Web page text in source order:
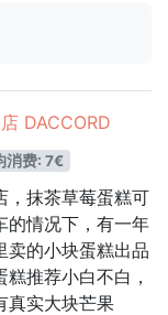
DACCORD
消费: 7€
，抹茶草莓蛋糕可
的情况下，有一年
卖的小块蛋糕出品
推荐小白不白，
真实大块芒果